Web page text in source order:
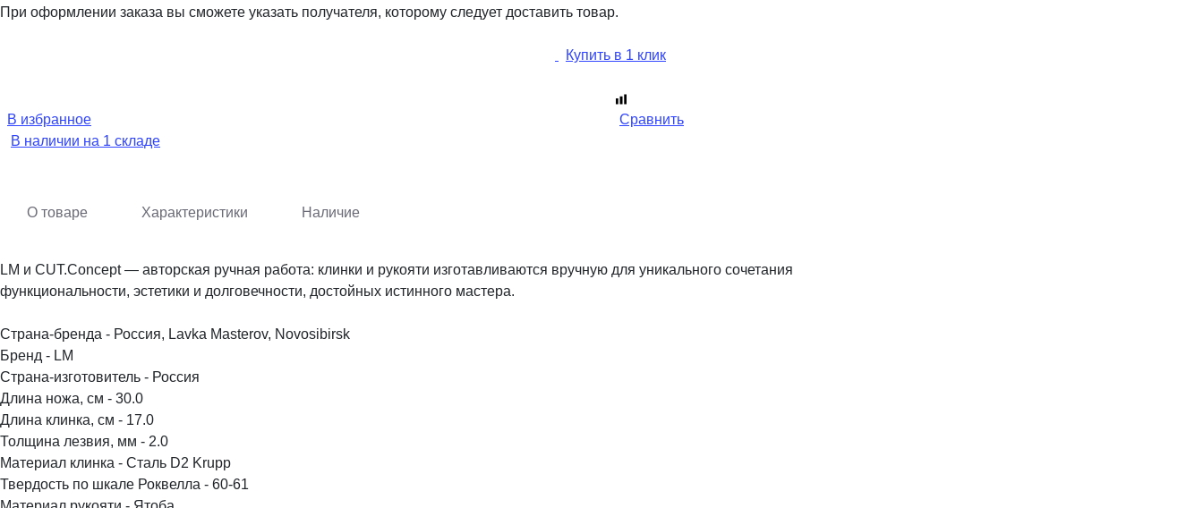
При оформлении заказа вы сможете указать получателя, которому следует доставить товар.
В избранное Сравнить
Купить в 1 клик
В наличии на 1 складе
О товаре Характеристики Наличие
LM и CUT.Concept — авторская ручная работа: клинки и рукояти изготавливаются вручную для уникального сочетания
функциональности, эстетики и долговечности, достойных истинного мастера.
Страна-бренда - Россия, Lavka Masterov, Novosibirsk
Бренд - LM
Страна-изготовитель - Россия
Длина ножа, см - 30.0
Длина клинка, см - 17.0
Толщина лезвия, мм - 2.0
Материал клинка - Сталь D2 Krupp
Твердость по шкале Роквелла - 60-61